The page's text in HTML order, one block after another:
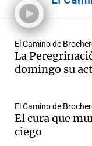
El Camino de
La
domingo su
El Camino de
El cura que
ciego